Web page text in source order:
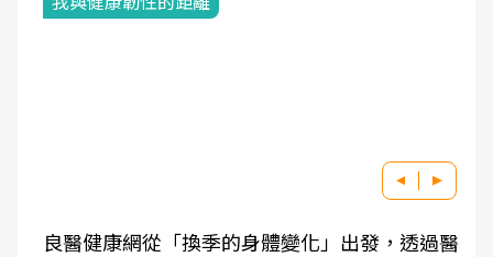
良醫健康網從「換季的身體變化」出發，透過醫